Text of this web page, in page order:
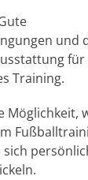
und
für
Training.
Möglichkeit,